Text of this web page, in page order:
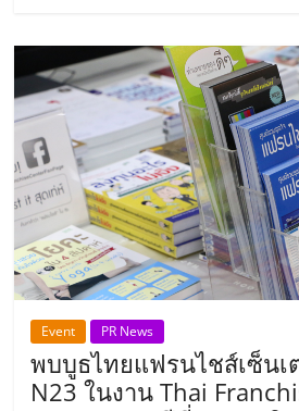
รน
ไชส์,
ที่
ปรึกษา
แฟ
รน
Event PR News
พบบูธไทยแฟรนไชส์เซ็นเ
N23 ในงาน Thai